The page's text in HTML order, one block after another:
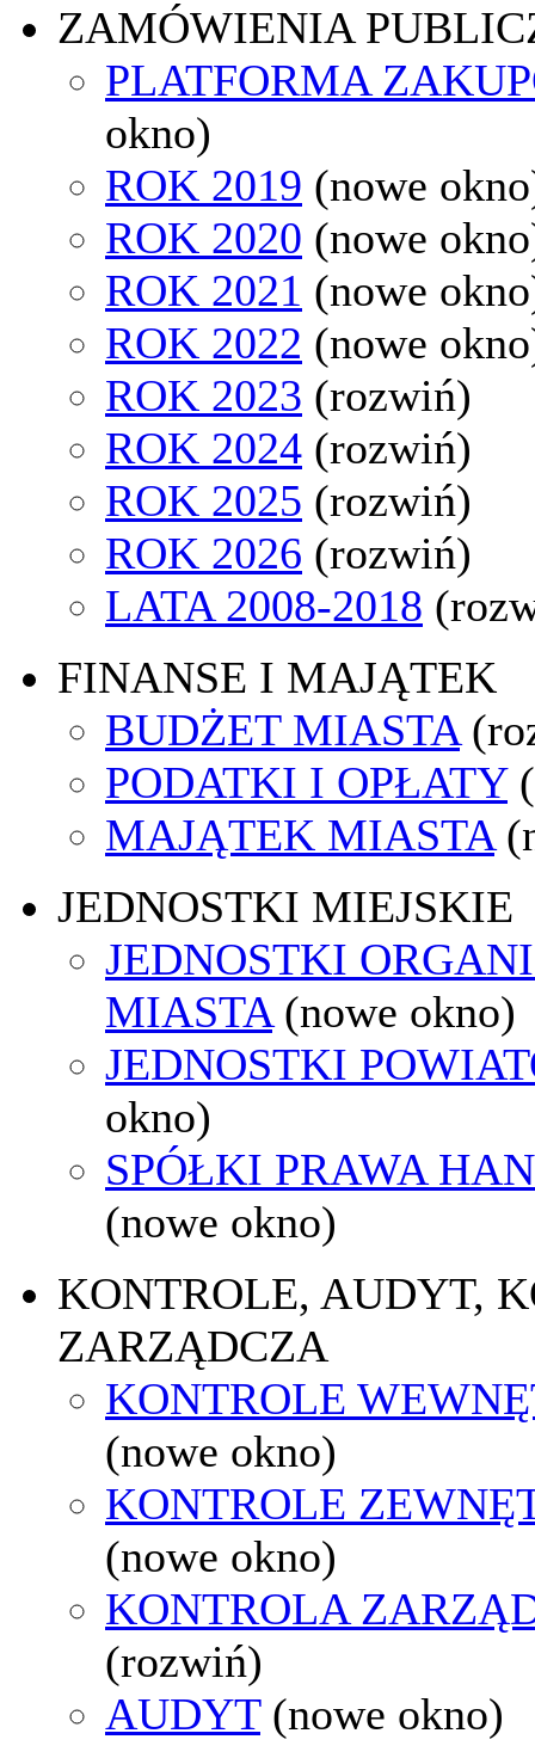
ZAMÓWIENIA
PLATFORMA
okno)
ROK 2019 (nowe
ROK 2020 (nowe
ROK 2021 (nowe
ROK 2022 (nowe
ROK 2023 (rozwiń)
ROK 2024 (rozwiń)
ROK 2025 (rozwiń)
ROK 2026 (rozwiń)
LATA 2008-2018
FINANSE I MAJĄTEK
BUDŻET MIASTA
PODATKI I OPŁATY
MAJĄTEK MIASTA
JEDNOSTKI MIEJSKIE
JEDNOSTKI
MIASTA (nowe okno)
JEDNOSTKI
okno)
SPÓŁKI PRAWA
(nowe okno)
KONTROLE, AUDYT,
ZARZĄDCZA
KONTROLE
(nowe okno)
KONTROLE
(nowe okno)
KONTROLA
(rozwiń)
AUDYT (nowe okno)